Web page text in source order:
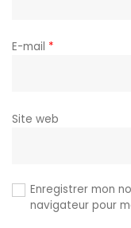
E-mail *
Site web
Enregistrer mon
navigateur pour